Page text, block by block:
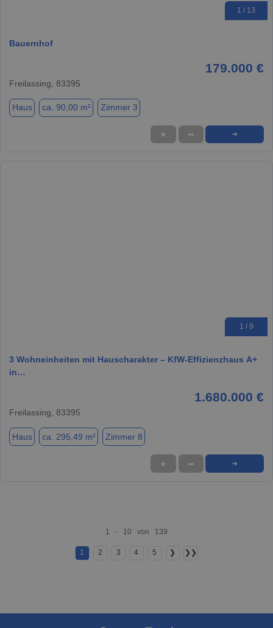
1 / 13
Bauernhof
179.000 €
Freilassing, 83395
Haus ca. 90,00 m² Zimmer 3
★ ➦ ➜
1 / 9
3 Wohneinheiten mit Hauscharakter – KfW-Effizienzhaus A+
in…
1.680.000 €
Freilassing, 83395
Haus ca. 295,49 m² Zimmer 8
★ ➦ ➜
1 - 10 von 139
1 2 3 4 5 ❯ ❯❯